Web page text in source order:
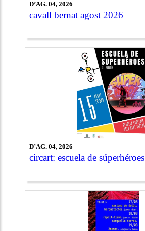
D’AG. 04, 2026
cavall bernat agost 2026
D’AG. 04, 2026
circart: escuela de súperhéroes